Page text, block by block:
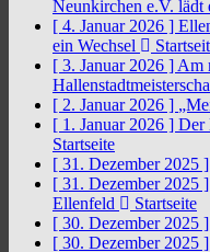
Neunkirchen e.V. lädt
[ 4. Januar 2026 ]
ein Wechsel
[ 3. Januar 2026 ] Am
[ 2. Januar 2026 ]
[ 1. Januar 2026 ] Der
Startseite
[ 31. Dezember 2025 ]
[ 31. Dezember 2025 ]
Ellenfeld
Startseite
[ 30. Dezember 2025 ]
[ 30. Dezember 2025 ]